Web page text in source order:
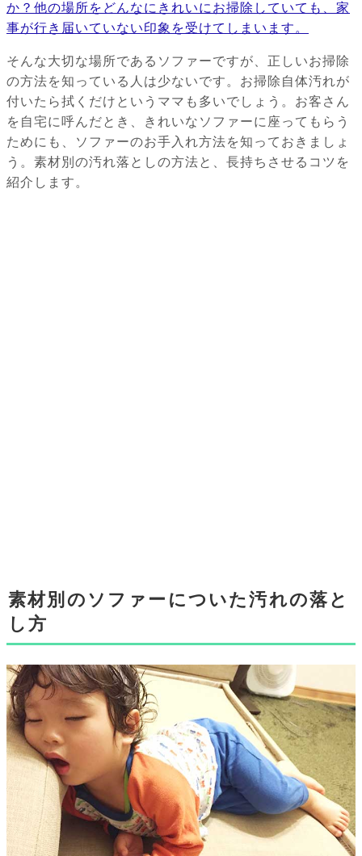
か？他の場所をどんなにきれいにお掃除していても、家
事が行き届いていない印象を受けてしまいます。
そんな大切な場所であるソファーですが、正しいお掃除
の方法を知っている人は少ないです。お掃除自体汚れが
付いたら拭くだけというママも多いでしょう。お客さん
を自宅に呼んだとき、きれいなソファーに座ってもらう
ためにも、ソファーのお手入れ方法を知っておきましょ
う。素材別の汚れ落としの方法と、長持ちさせるコツを
紹介します。
素材別のソファーについた汚れの落と
し方